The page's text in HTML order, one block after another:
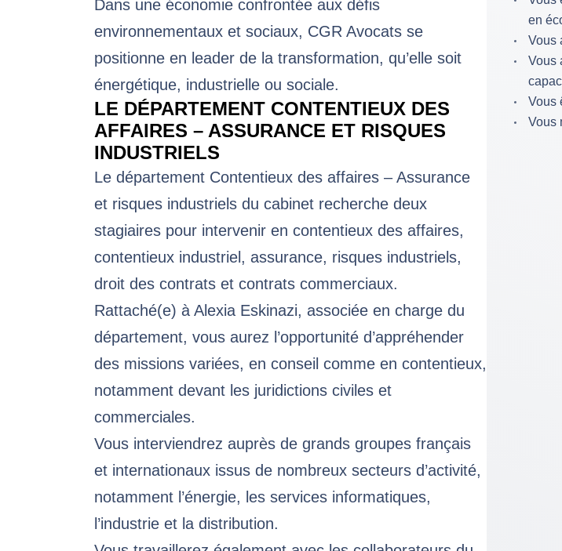
Dans une économie confrontée aux défis
environnementaux et sociaux, CGR Avocats se
positionne en leader de la transformation, qu’elle soit
énergétique, industrielle ou sociale.
LE DÉPARTEMENT CONTENTIEUX DES
AFFAIRES – ASSURANCE ET RISQUES
INDUSTRIELS
Le département Contentieux des affaires – Assurance
et risques industriels du cabinet recherche deux
stagiaires pour intervenir en contentieux des affaires,
contentieux industriel, assurance, risques industriels,
droit des contrats et contrats commerciaux.
Rattaché(e) à Alexia Eskinazi, associée en charge du
département, vous aurez l’opportunité d’appréhender
des missions variées, en conseil comme en contentieux,
notamment devant les juridictions civiles et
commerciales.
Vous interviendrez auprès de grands groupes français
et internationaux issus de nombreux secteurs d’activité,
notamment l’énergie, les services informatiques,
l’industrie et la distribution.
en
Vous
Vous
Vous
Vous